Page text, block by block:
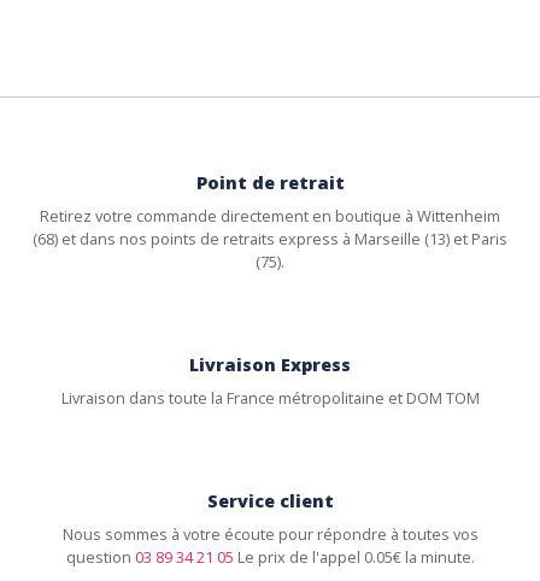
Point de retrait
Retirez votre commande directement en boutique à Wittenheim
(68) et dans nos points de retraits express à Marseille (13) et Paris
(75).
Livraison Express
Livraison dans toute la France métropolitaine et DOM TOM
Service client
Nous sommes à votre écoute pour répondre à toutes vos
question 03 89 34 21 05 Le prix de l'appel 0.05€ la minute.